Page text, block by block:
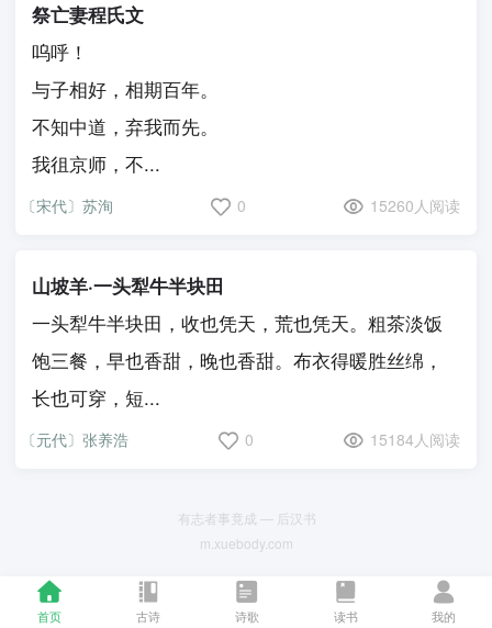
首页 古诗 诗歌 读书 我的
祭亡妻程氏文
呜呼！
与子相好，相期百年。
不知中道，弃我而先。
我徂京师，不...
〔宋代〕苏洵 0 15260人阅读
山坡羊·一头犁牛半块田
一头犁牛半块田，收也凭天，荒也凭天。粗茶淡饭
饱三餐，早也香甜，晚也香甜。布衣得暖胜丝绵，
长也可穿，短...
〔元代〕张养浩 0 15184人阅读
有志者事竟成 — 后汉书
m.xuebody.com